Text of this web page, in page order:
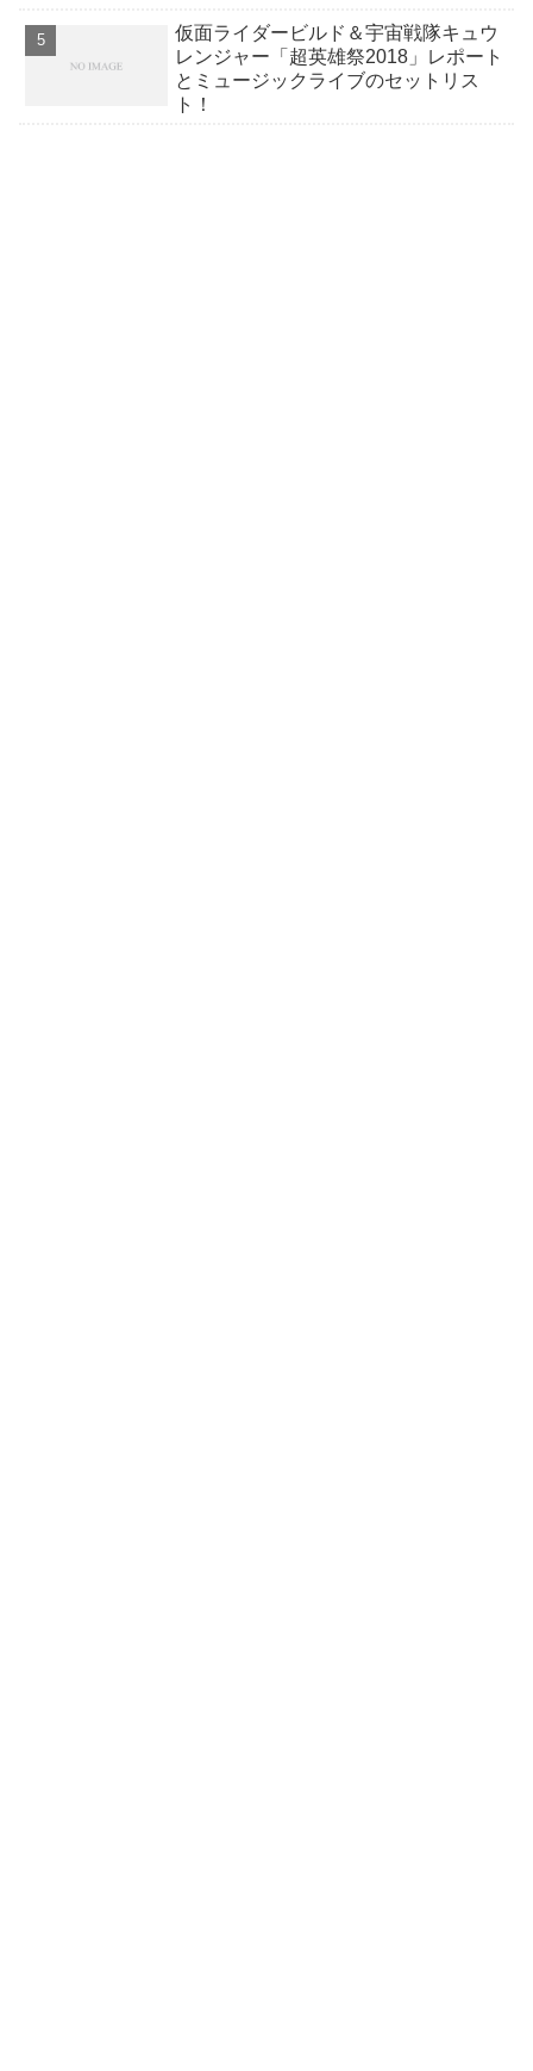
仮面ライダービルド＆宇宙戦隊キュウ
レンジャー「超英雄祭2018」レポート
とミュージックライブのセットリス
ト！